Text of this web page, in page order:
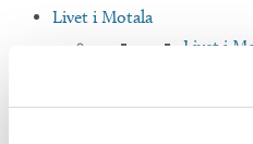
Livet i Motala
Livet i
Köp